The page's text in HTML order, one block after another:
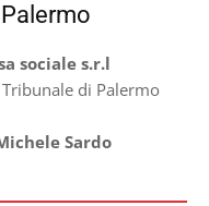
sociale s.r.l
di Palermo
Sardo